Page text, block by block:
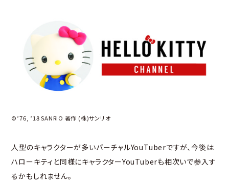
©’76, ’18 SANRIO 著作 (株)サンリオ
人型のキャラクターが多いバーチャルYouTuberですが、今後は
ハローキティと同様にキャラクターYouTuberも相次いで参入す
るかもしれません。